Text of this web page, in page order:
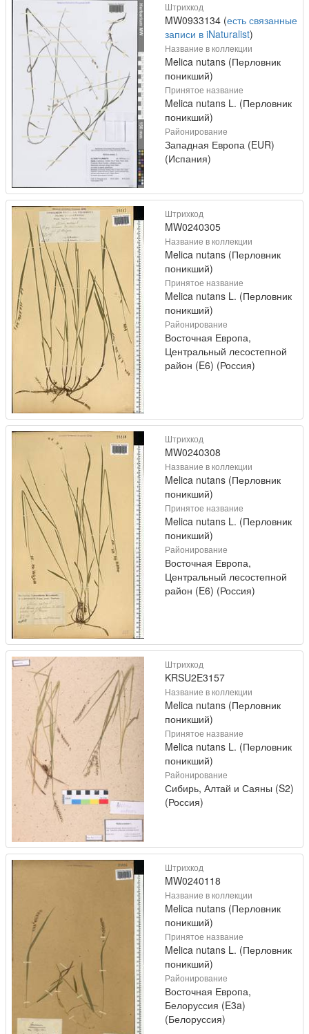
Штрихкод
MW0933134 (есть связанные
записи в iNaturalist)
Название в коллекции
Melica nutans (Перловник
поникший)
Принятое название
Melica nutans L. (Перловник
поникший)
Районирование
Западная Европа (EUR)
(Испания)
Штрихкод
MW0240305
Название в коллекции
Melica nutans (Перловник
поникший)
Принятое название
Melica nutans L. (Перловник
поникший)
Районирование
Восточная Европа,
Центральный лесостепной
район (E6) (Россия)
Штрихкод
MW0240308
Название в коллекции
Melica nutans (Перловник
поникший)
Принятое название
Melica nutans L. (Перловник
поникший)
Районирование
Восточная Европа,
Центральный лесостепной
район (E6) (Россия)
Штрихкод
KRSU2E3157
Название в коллекции
Melica nutans (Перловник
поникший)
Принятое название
Melica nutans L. (Перловник
поникший)
Районирование
Сибирь, Алтай и Саяны (S2)
(Россия)
Штрихкод
MW0240118
Название в коллекции
Melica nutans (Перловник
поникший)
Принятое название
Melica nutans L. (Перловник
поникший)
Районирование
Восточная Европа,
Белоруссия (E3a)
(Белоруссия)